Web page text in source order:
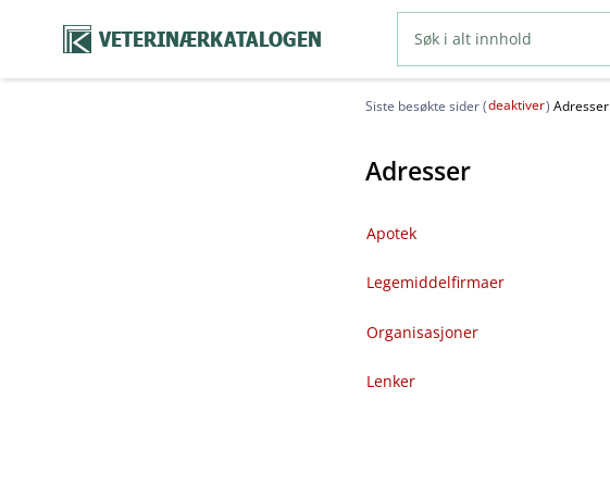
VETERINÆRKATALOGEN
Siste besøkte sider (deaktiver) Adresser
Adresser
Apotek
Legemiddelfirmaer
Organisasjoner
Lenker